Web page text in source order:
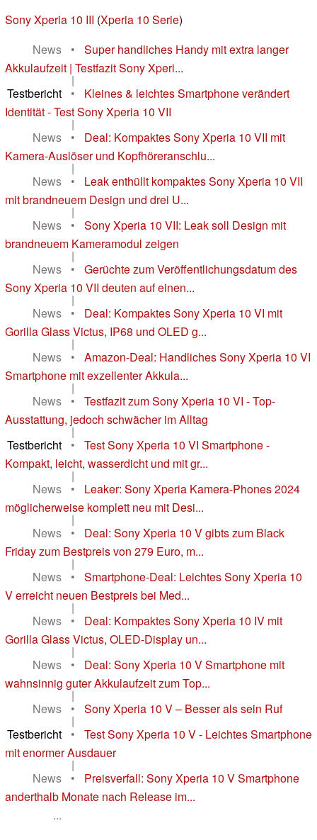
Sony Xperia 10 III (Xperia 10 Serie)
News
•
Super handliches Handy mit extra langer
Akkulaufzeit | Testfazit Sony Xperi...
|
Testbericht
•
Kleines & leichtes Smartphone verändert
Identität - Test Sony Xperia 10 VII
|
News
•
Deal: Kompaktes Sony Xperia 10 VII mit
Kamera-Auslöser und Kopfhöreranschlu...
|
News
•
Leak enthüllt kompaktes Sony Xperia 10 VII
mit brandneuem Design und drei U...
|
News
•
Sony Xperia 10 VII: Leak soll Design mit
brandneuem Kameramodul zeigen
|
News
•
Gerüchte zum Veröffentlichungsdatum des
Sony Xperia 10 VII deuten auf einen...
|
News
•
Deal: Kompaktes Sony Xperia 10 VI mit
Gorilla Glass Victus, IP68 und OLED g...
|
News
•
Amazon-Deal: Handliches Sony Xperia 10 VI
Smartphone mit exzellenter Akkula...
|
News
•
Testfazit zum Sony Xperia 10 VI - Top-
Ausstattung, jedoch schwächer im Alltag
|
Testbericht
•
Test Sony Xperia 10 VI Smartphone -
Kompakt, leicht, wasserdicht und mit gr...
|
News
•
Leaker: Sony Xperia Kamera-Phones 2024
möglicherweise komplett neu mit Desi...
|
News
•
Deal: Sony Xperia 10 V gibts zum Black
Friday zum Bestpreis von 279 Euro, m...
|
News
•
Smartphone-Deal: Leichtes Sony Xperia 10
V erreicht neuen Bestpreis bei Med...
|
News
•
Deal: Kompaktes Sony Xperia 10 IV mit
Gorilla Glass Victus, OLED-Display un...
|
News
•
Deal: Sony Xperia 10 V Smartphone mit
wahnsinnig guter Akkulaufzeit zum Top...
|
News
• Sony Xperia 10 V – Besser als sein Ruf
|
Testbericht
•
Test Sony Xperia 10 V - Leichtes Smartphone
mit enormer Ausdauer
|
News
•
Preisverfall: Sony Xperia 10 V Smartphone
anderthalb Monate nach Release im...
...